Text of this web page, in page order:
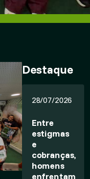
Destaque
28/07/2026
Entre
estigmas
e
cobranças,
homens
enfrentam